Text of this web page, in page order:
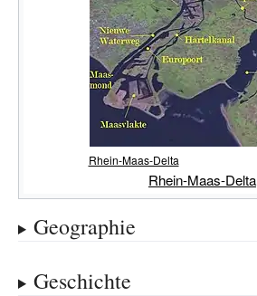
Rhein-Maas-Delta
Rhein-Maas-Delta
Geographie
Geschichte